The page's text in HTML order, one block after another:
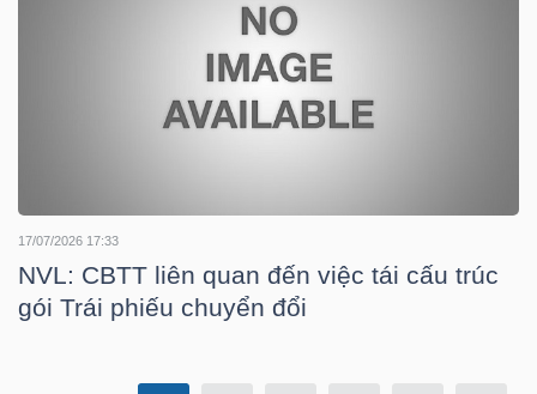
17/07/2026 17:33
NVL: CBTT liên quan đến việc tái cấu trúc
gói Trái phiếu chuyển đổi
VỤ
THÔNG